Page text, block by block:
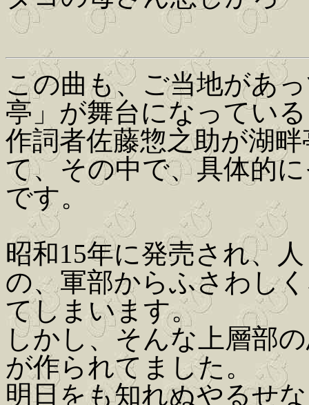
この曲も、ご当地があ
亭」が舞台になってい
作詞者佐藤惣之助が湖
て、その中で、具体的
です。
昭和15年に発売され、
の、軍部からふさわし
てしまいます。
しかし、そんな上層部
が作られてました。
明日をも知れぬやるせ